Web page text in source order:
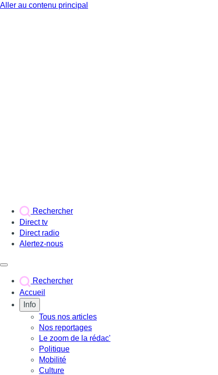
Aller au contenu principal
Rechercher
Direct tv
Direct radio
Alertez-nous
Rechercher
Accueil
Info
Tous nos articles
Nos reportages
Le zoom de la rédac'
Politique
Mobilité
Culture